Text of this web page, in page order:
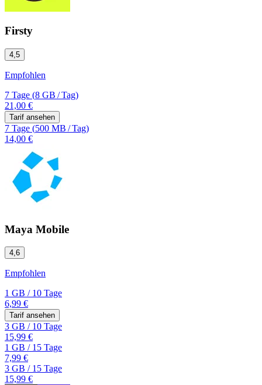
Firsty
4,5
Empfohlen
7 Tage (8 GB /Tag)
21,00 €
Tarif ansehen
7 Tage (500 MB /Tag)
14,00 €
Maya Mobile
4,6
Empfohlen
1 GB /10 Tage
6,99 €
Tarif ansehen
3 GB /10 Tage
15,99 €
1 GB /15 Tage
7,99 €
3 GB /15 Tage
15,99 €